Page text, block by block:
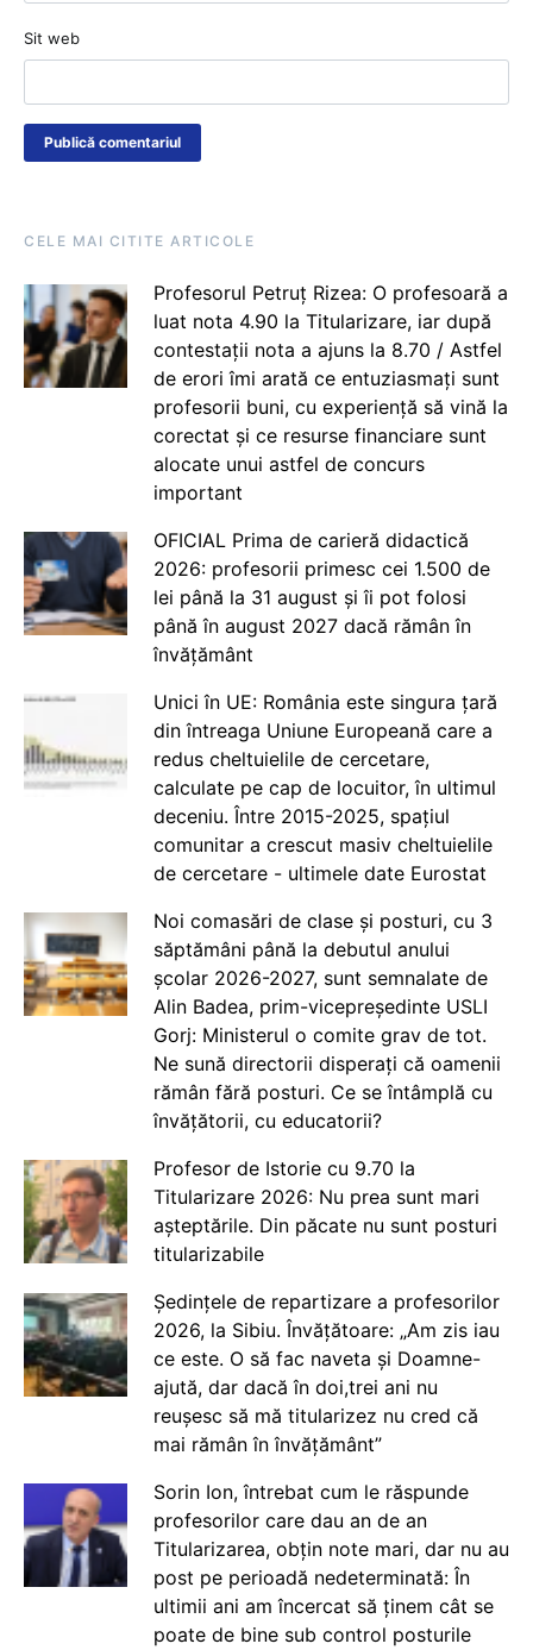
Sit web
CELE MAI CITITE ARTICOLE
Profesorul Petruț Rizea: O profesoară a
luat nota 4.90 la Titularizare, iar după
contestații nota a ajuns la 8.70 / Astfel
de erori îmi arată ce entuziasmați sunt
profesorii buni, cu experiență să vină la
corectat și ce resurse financiare sunt
alocate unui astfel de concurs
important
OFICIAL Prima de carieră didactică
2026: profesorii primesc cei 1.500 de
lei până la 31 august și îi pot folosi
până în august 2027 dacă rămân în
învățământ
Unici în UE: România este singura țară
din întreaga Uniune Europeană care a
redus cheltuielile de cercetare,
calculate pe cap de locuitor, în ultimul
deceniu. Între 2015-2025, spațiul
comunitar a crescut masiv cheltuielile
de cercetare - ultimele date Eurostat
Noi comasări de clase și posturi, cu 3
săptămâni până la debutul anului
școlar 2026-2027, sunt semnalate de
Alin Badea, prim-vicepreședinte USLI
Gorj: Ministerul o comite grav de tot.
Ne sună directorii disperați că oamenii
rămân fără posturi. Ce se întâmplă cu
învățătorii, cu educatorii?
Profesor de Istorie cu 9.70 la
Titularizare 2026: Nu prea sunt mari
așteptările. Din păcate nu sunt posturi
titularizabile
Ședințele de repartizare a profesorilor
2026, la Sibiu. Învățătoare: „Am zis iau
ce este. O să fac naveta și Doamne-
ajută, dar dacă în doi,trei ani nu
reușesc să mă titularizez nu cred că
mai rămân în învățământ”
Sorin Ion, întrebat cum le răspunde
profesorilor care dau an de an
Titularizarea, obțin note mari, dar nu au
post pe perioadă nedeterminată: În
ultimii ani am încercat să ținem cât se
poate de bine sub control posturile